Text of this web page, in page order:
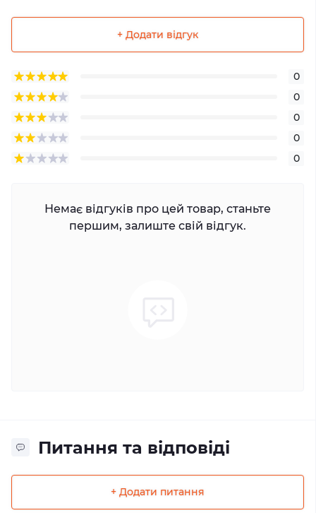
+ Додати відгук
0
0
0
0
0
Немає відгуків про цей товар, станьте
першим, залиште свій відгук.
Питання та відповіді
+ Додати питання